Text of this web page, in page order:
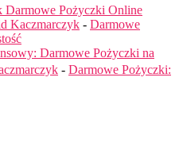
Darmowe Pożyczki Online
Kaczmarczyk - Darmowe
Darmowe Pożyczki na
- Darmowe Pożyczki: